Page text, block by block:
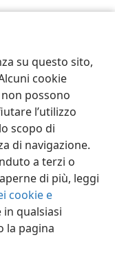
su questo sito,
cookie
possono
l’utilizzo
scopo di
di navigazione.
a terzi o
di più, leggi
cookie e
qualsiasi
la pagina
cui si mostrò
Impostazioni
of Pennsylvania
Impostazioni privacy